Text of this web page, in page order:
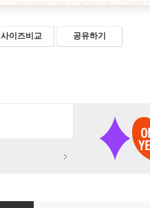
사이즈비교 공유하기